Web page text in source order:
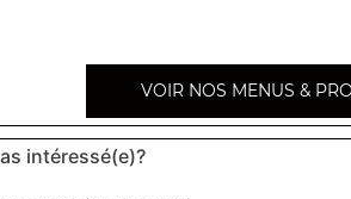
VOIR NOS MENUS &
intéressé(e)?